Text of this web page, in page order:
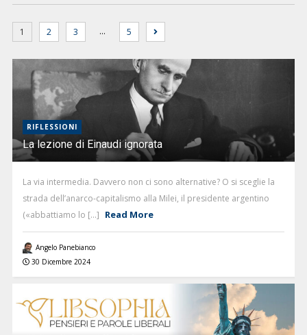
1 2 3 … 5
RIFLESSIONI
La lezione di Einaudi ignorata
La via intermedia. Davvero non ci sono alternative? O si sceglie la
strada dell’anarco-capitalismo alla Milei, il presidente argentino
(«abbattiamo lo [...] Read More
Angelo Panebianco
30 Dicembre 2024